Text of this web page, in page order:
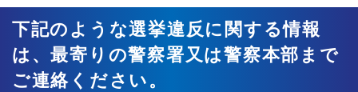
下記のような選挙違反に関する情報
は、最寄りの警察署又は警察本部まで
ご連絡ください。